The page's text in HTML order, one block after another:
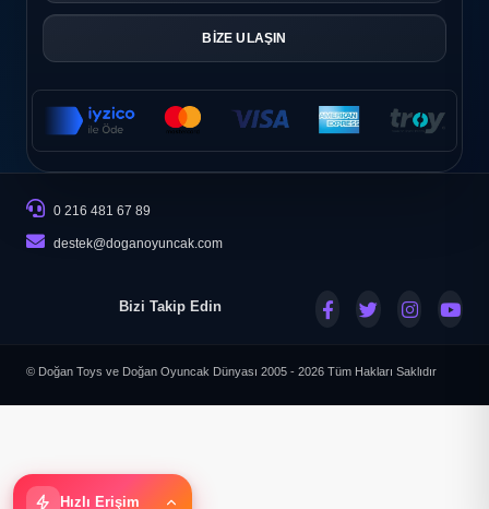
BİZE ULAŞIN
0 216 481 67 89
destek@doganoyuncak.com
Bizi Takip Edin
© Doğan Toys ve Doğan Oyuncak Dünyası 2005 - 2026 Tüm Hakları Saklıdır
Hızlı Erişim